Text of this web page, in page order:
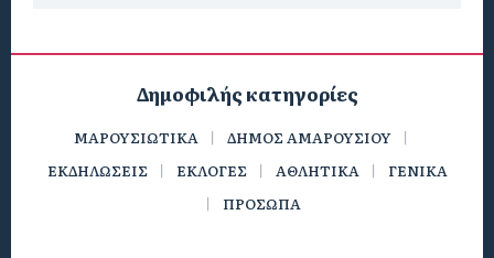
Δημοφιλής κατηγορίες
ΜΑΡΟΥΣΙΩΤΙΚΑ
ΔΗΜΟΣ ΑΜΑΡΟΥΣΙΟΥ
ΕΚΔΗΛΩΣΕΙΣ
ΕΚΛΟΓΕΣ ΑΘΛΗΤΙΚΑ
ΓΕΝΙΚΑ
ΠΡΟΣΩΠΑ